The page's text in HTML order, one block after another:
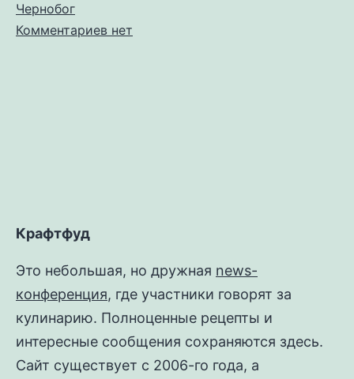
Чернобог
Комментариев кнет
Крафтфуд
Это небольшая, но дружная news-
конференция, где участники говорят за
кулинарию. Полноценные рецепты и
интересные сообщения сохраняются здесь.
Сайт существует с 2006-го года, а